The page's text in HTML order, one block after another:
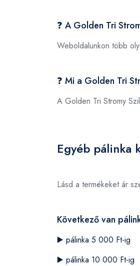
❓ A Golden Tri
Weboldalunkon több
❓ Mi a Golden Tri
A Golden Tri Stromy
Egyéb pálinka
Lásd a termékeket ár
Következő van
▶️ pálinka 5 000 Ft-ig
▶️ pálinka 10 000 Ft-ig